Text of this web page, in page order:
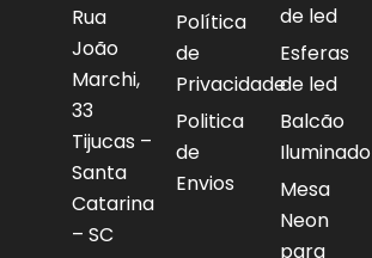
Rua
João
Marchi,
33
Tijucas –
Santa
Catarina
– SC
Política
de
Privacidade
Politica
de
Envios
de led
Esferas
de led
Balcão
Iluminado
Mesa
Neon
para